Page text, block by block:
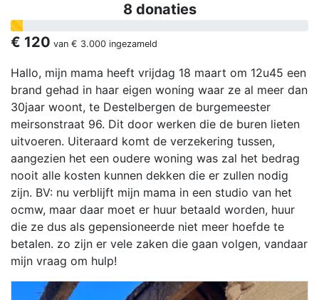
8 donaties
€ 120 van € 3.000 ingezameld
Hallo, mijn mama heeft vrijdag 18 maart om 12u45 een
brand gehad in haar eigen woning waar ze al meer dan
30jaar woont, te Destelbergen de burgemeester
meirsonstraat 96. Dit door werken die de buren lieten
uitvoeren. Uiteraard komt de verzekering tussen,
aangezien het een oudere woning was zal het bedrag
nooit alle kosten kunnen dekken die er zullen nodig
zijn. BV: nu verblijft mijn mama in een studio van het
ocmw, maar daar moet er huur betaald worden, huur
die ze dus als gepensioneerde niet meer hoefde te
betalen. zo zijn er vele zaken die gaan volgen, vandaar
mijn vraag om hulp!